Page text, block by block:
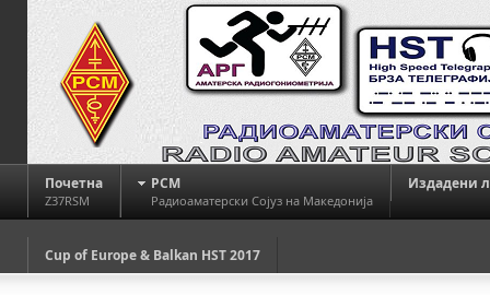
Почетна
Z37RSM
РСМ
Радиоаматерски Сојуз на Македонија
Издадени
Cup of Europe & Balkan HST 2017